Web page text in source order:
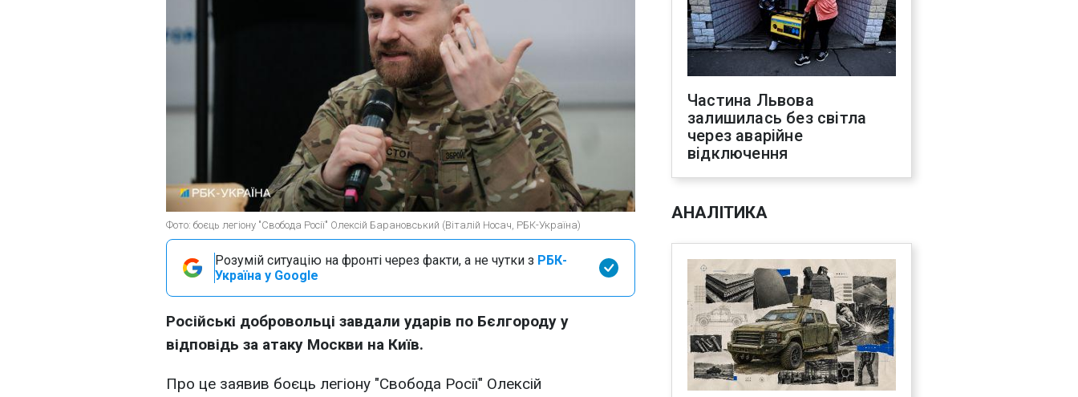
Фото: боєць легіону "Свобода Росії" Олексій Барановський (Віталій Носач, РБК-Україна)
Розумій ситуацію на фронті через факти, а не чутки з РБК-
Україна у Google
Російські добровольці завдали ударів по Бєлгороду у
відповідь за атаку Москви на Київ.
Про це заявив боєць легіону "Свобода Росії" Олексій
Частина Львова
залишилась без світла
через аварійне
відключення
АНАЛІТИКА